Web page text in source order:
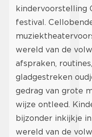
kindervoorstelling
festival.
wereld van de
afspraken,
gladgestreken
gedrag van grote
wijze ontleed.
bijzonder inkijkje
wereld van de